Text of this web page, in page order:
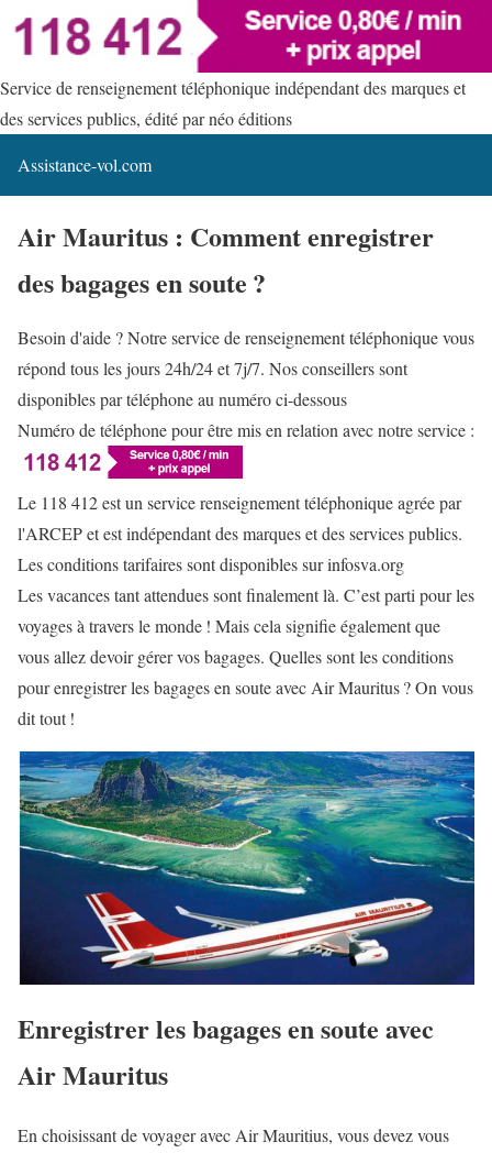
Service de renseignement téléphonique indépendant des marques et
des services publics, édité par néo éditions
Assistance-vol.com
Air Mauritus : Comment enregistrer
des bagages en soute ?
Besoin d'aide ? Notre service de renseignement téléphonique vous
répond tous les jours 24h/24 et 7j/7. Nos conseillers sont
disponibles par téléphone au numéro ci-dessous
Numéro de téléphone pour être mis en relation avec notre service :
Le 118 412 est un service renseignement téléphonique agrée par
l'ARCEP et est indépendant des marques et des services publics.
Les conditions tarifaires sont disponibles sur infosva.org
Les vacances tant attendues sont finalement là. C’est parti pour les
voyages à travers le monde ! Mais cela signifie également que
vous allez devoir gérer vos bagages. Quelles sont les conditions
pour enregistrer les bagages en soute avec Air Mauritus ? On vous
dit tout !
Enregistrer les bagages en soute avec
Air Mauritus
En choisissant de voyager avec Air Mauritius, vous devez vous